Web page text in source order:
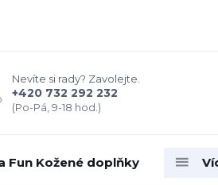
Nevíte si rady? Zavolejte.
+420 732 292 232
(Po-Pá, 9-18 hod.)
Fun Kožené doplňky